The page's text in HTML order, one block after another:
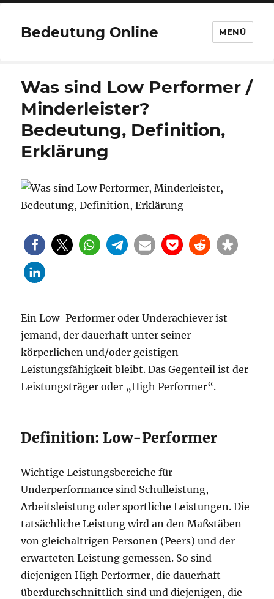
Bedeutung Online MENÜ
Was sind Low Performer /
Minderleister?
Bedeutung, Definition,
Erklärung
Ein Low-Performer oder Underachiever ist
jemand, der dauerhaft unter seiner
körperlichen und/oder geistigen
Leistungsfähigkeit bleibt. Das Gegenteil ist der
Leistungsträger oder „High Performer“.
Definition: Low-Performer
Wichtige Leistungsbereiche für
Underperformance sind Schulleistung,
Arbeitsleistung oder sportliche Leistungen. Die
tatsächliche Leistung wird an den Maßstäben
von gleichaltrigen Personen (Peers) und der
erwarteten Leistung gemessen. So sind
diejenigen High Performer, die dauerhaft
überdurchschnittlich sind und diejenigen, die